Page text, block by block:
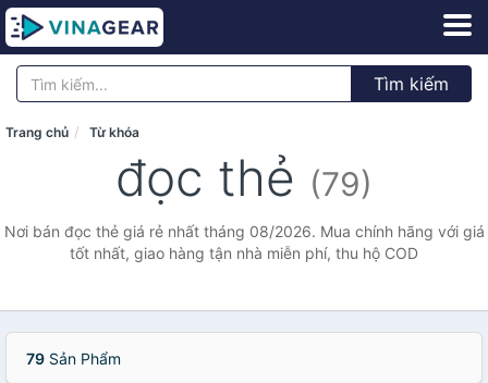
Tìm kiếm
Trang chủ Từ khóa
đọc thẻ (79)
Nơi bán đọc thẻ giá rẻ nhất tháng 08/2026. Mua chính hãng với giá
tốt nhất, giao hàng tận nhà miễn phí, thu hộ COD
79 Sản Phẩm